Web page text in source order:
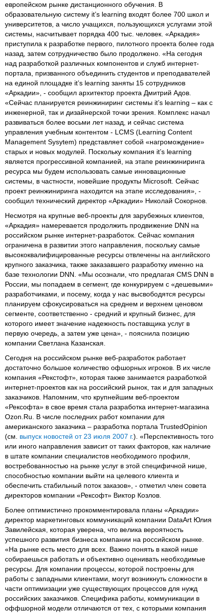
европейском рынке дистанционного обучения. В
образовательную систему it’s learning входят более 700 школ и
университетов, а число учащихся, пользующихся услугами этой
системы, насчитывает порядка 400 тыс. человек. «Аркадия»
приступила к разработке первого, пилотного проекта более года
назад, затем сотрудничество было продолжено. «На сегодня
над разработкой различных компонентов и служб интернет-
портала, призванного объединить студентов и преподавателей
на единой площадке it’s learning заняты 15 сотрудников
«Аркадии», - сообщил архитектор проекта Дмитрий Адов.
«Сейчас планируется реинжиниринг системы it’s learning – как с
инженерной, так и дизайнерской точки зрения. Комплекс начал
развиваться более восьми лет назад, и сейчас система
управления учебным контентом - LCMS (Learning Content
Management Sysytem) представляет собой «нагромождение»
старых и новых модулей. Поскольку компания it’s learning
является прогрессивной компанией, на этапе реинжиниринга
ресурса мы будем использовать самые инновационные
системы, в частности, новейшие продукты Microsoft. Сейчас
проект реинжиниринга находится на этапе исследования», -
сообщил технический директор «Аркадии» Николай Сокорнов.
Несмотря на крупные веб-проекты для зарубежных клиентов,
«Аркадия» намеревается продолжить продвижение DNN на
российском рынке интернет-разработок. Сейчас компания
ограничена в развитии этого направления, поскольку самые
высококвалифицированные ресурсы отвлечены на английского
крупного заказчика, также заказавшего разработку именно на
базе технологии DNN. «Мы осознали, что предлагая CMS DNN в
России, мы попадаем в сегмент, где конкурируем с «дешевыми»
разработчиками, и посему, когда у нас высвободятся ресурсы
планируем сфокусироваться на среднем и верхнем ценовом
сегменте, соответственно - средний и крупный бизнес, для
которого имеет значение надежность поставщика услуг в
первую очередь, а затем уже цена», - пояснила позицию
компании Светлана Казанская.
Сегодня на российском рынке веб-разработок работает
достаточно большое количество офшорных игроков. В их числе
компания «Рекстофт», которая также занимается разработкой
интернет-проектов как на российский рынок, так и для западных
заказчиков. Напомним, что крупнейшим веб-проектом
«Рексофта» в свое время стала разработка интернет-магазина
Ozon.Ru. В числе последних работ компании для
американского заказчика – разработка портала TrustedOpinion
(см. выпуск новостей от 23 июля 2007 г.). «Перспективность того
или иного направления зависит от таких факторов, как наличие
в штате компании специалистов необходимого профиля,
востребованностью на рынке услуг в этой специфичной нише,
способностью компании выйти на целевого клиента и
обеспечить стабильный поток заказов», - отметил член совета
директоров компании «Рексофт» Виктор Козлов.
Более оптимистично прокомментировала планы «Аркадии»
директор маркетинговых коммуникаций компании DataArt Юлия
Завилейская, которая уверена, что велика вероятность
успешного развития бизнеса компании на российском рынке.
«На рынке есть место для всех. Важно понять в какой нише
собираешься работать и объективно оценивать необходимые
ресурсы. Для компании процессы, которой построены для
работы с западными клиентами, могут возникнуть сложности в
части оптимизации уже существующих процессов для нужд
российских заказчиков. Специфика работы, коммуникации в
оффшорной модели отличаются от тех, с которыми компания